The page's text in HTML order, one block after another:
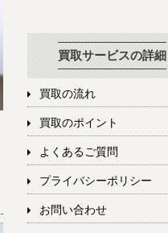
買取サービスの詳細
買取の流れ
買取のポイント
よくあるご質問
プライバシーポリシー
お問い合わせ